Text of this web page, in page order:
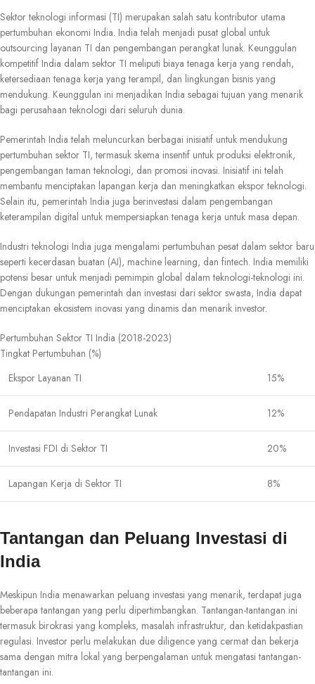
Sektor teknologi informasi (TI) merupakan salah satu kontributor utama
pertumbuhan ekonomi India. India telah menjadi pusat global untuk
outsourcing layanan TI dan pengembangan perangkat lunak. Keunggulan
kompetitif India dalam sektor TI meliputi biaya tenaga kerja yang rendah,
ketersediaan tenaga kerja yang terampil, dan lingkungan bisnis yang
mendukung. Keunggulan ini menjadikan India sebagai tujuan yang menarik
bagi perusahaan teknologi dari seluruh dunia.
Pemerintah India telah meluncurkan berbagai inisiatif untuk mendukung
pertumbuhan sektor TI, termasuk skema insentif untuk produksi elektronik,
pengembangan taman teknologi, dan promosi inovasi. Inisiatif ini telah
membantu menciptakan lapangan kerja dan meningkatkan ekspor teknologi.
Selain itu, pemerintah India juga berinvestasi dalam pengembangan
keterampilan digital untuk mempersiapkan tenaga kerja untuk masa depan.
Industri teknologi India juga mengalami pertumbuhan pesat dalam sektor baru
seperti kecerdasan buatan (AI), machine learning, dan fintech. India memiliki
potensi besar untuk menjadi pemimpin global dalam teknologi-teknologi ini.
Dengan dukungan pemerintah dan investasi dari sektor swasta, India dapat
menciptakan ekosistem inovasi yang dinamis dan menarik investor.
Pertumbuhan Sektor TI India (2018-2023)
Tingkat Pertumbuhan (%)
Ekspor Layanan TI
15%
Pendapatan Industri Perangkat Lunak 12%
Investasi FDI di Sektor TI 20%
Lapangan Kerja di Sektor TI 8%
Tantangan dan Peluang Investasi di
India
Meskipun India menawarkan peluang investasi yang menarik, terdapat juga
beberapa tantangan yang perlu dipertimbangkan. Tantangan-tantangan ini
termasuk birokrasi yang kompleks, masalah infrastruktur, dan ketidakpastian
regulasi. Investor perlu melakukan due diligence yang cermat dan bekerja
sama dengan mitra lokal yang berpengalaman untuk mengatasi tantangan-
tantangan ini.